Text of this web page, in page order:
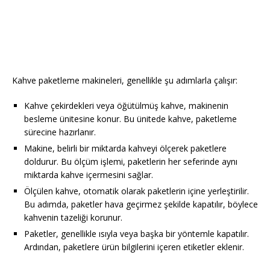
Kahve paketleme makineleri, genellikle şu adımlarla çalışır:
Kahve çekirdekleri veya öğütülmüş kahve, makinenin
besleme ünitesine konur. Bu ünitede kahve, paketleme
sürecine hazırlanır.
Makine, belirli bir miktarda kahveyi ölçerek paketlere
doldurur. Bu ölçüm işlemi, paketlerin her seferinde aynı
miktarda kahve içermesini sağlar.
Ölçülen kahve, otomatik olarak paketlerin içine yerleştirilir.
Bu adımda, paketler hava geçirmez şekilde kapatılır, böylece
kahvenin tazeliği korunur.
Paketler, genellikle ısıyla veya başka bir yöntemle kapatılır.
Ardından, paketlere ürün bilgilerini içeren etiketler eklenir.